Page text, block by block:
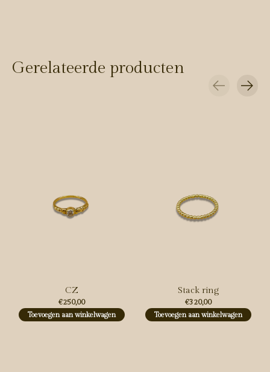
Gerelateerde producten
CZ
€250,00
Toevoegen aan winkelwagen
Stack ring
€320,00
Toevoegen aan winkelwagen